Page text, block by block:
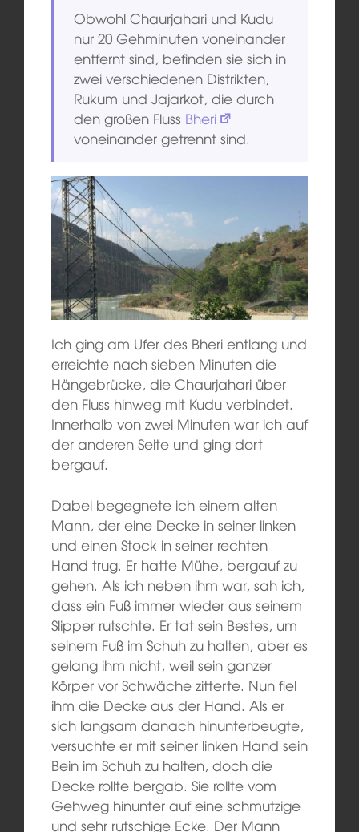
Obwohl Chaurjahari und Kudu
nur 20 Gehminuten voneinander
entfernt sind, befinden sie sich in
zwei verschiedenen Distrikten,
Rukum und Jajarkot, die durch
den großen Fluss Bheri
voneinander getrennt sind.
Ich ging am Ufer des Bheri entlang und
erreichte nach sieben Minuten die
Hängebrücke, die Chaurjahari über
den Fluss hinweg mit Kudu verbindet.
Innerhalb von zwei Minuten war ich auf
der anderen Seite und ging dort
bergauf.
Dabei begegnete ich einem alten
Mann, der eine Decke in seiner linken
und einen Stock in seiner rechten
Hand trug. Er hatte Mühe, bergauf zu
gehen. Als ich neben ihm war, sah ich,
dass ein Fuß immer wieder aus seinem
Slipper rutschte. Er tat sein Bestes, um
seinem Fuß im Schuh zu halten, aber es
gelang ihm nicht, weil sein ganzer
Körper vor Schwäche zitterte. Nun fiel
ihm die Decke aus der Hand. Als er
sich langsam danach hinunterbeugte,
versuchte er mit seiner linken Hand sein
Bein im Schuh zu halten, doch die
Decke rollte bergab. Sie rollte vom
Gehweg hinunter auf eine schmutzige
und sehr rutschige Ecke. Der Mann